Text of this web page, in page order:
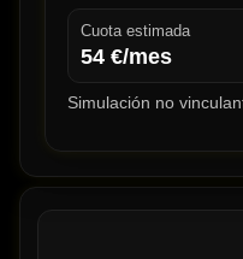
Cuota estimada
54 €/mes
Simulación no